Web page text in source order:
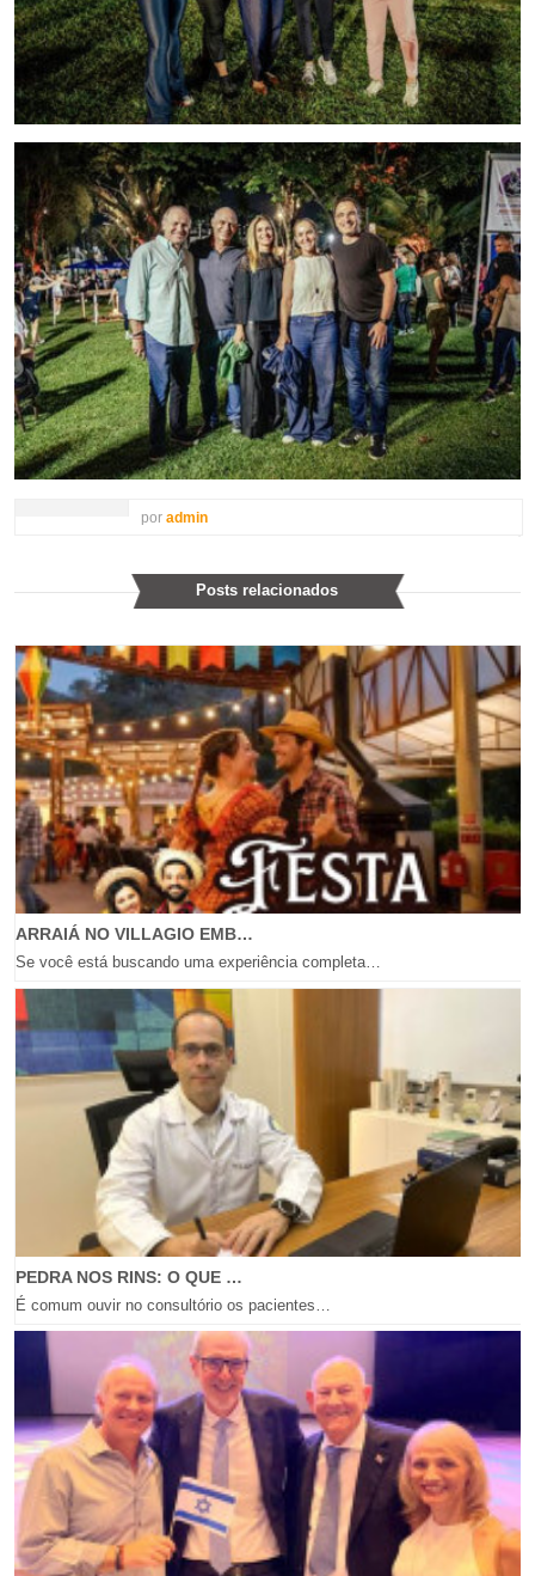
poradmin
Posts relacionados
ARRAIÁ NO VILLAGIO EMB…
Se você está buscando uma experiência completa…
PEDRA NOS RINS: O QUE …
É comum ouvir no consultório os pacientes…